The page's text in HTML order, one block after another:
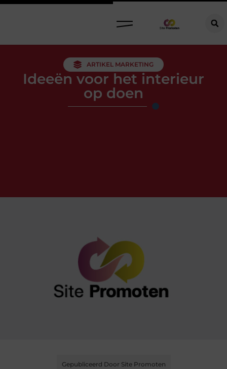
ARTIKEL MARKETING
Ideeën voor het interieur
op doen
Gepubliceerd Door Site Promoten